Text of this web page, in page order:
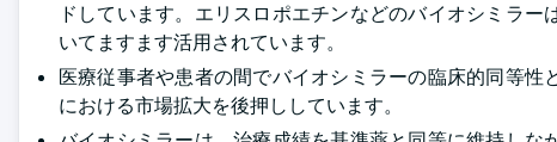
ドしています。エリスロポエチンなどのバイオシミラ
いてますます活用されています。
医療従事者や患者の間でバイオシミラーの臨床的同等
における市場拡大を後押ししています。